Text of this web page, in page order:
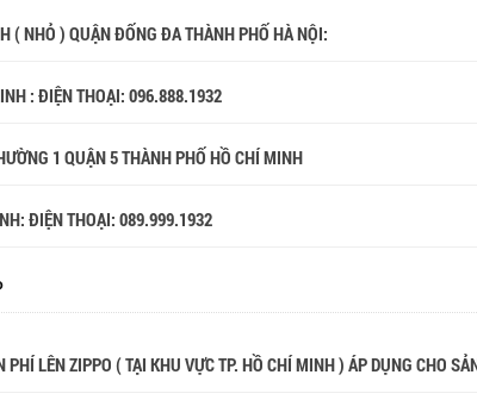
( NHỎ ) QUẬN ĐỐNG ĐA THÀNH PHỐ HÀ NỘI:
: ĐIỆN THOẠI:096.888.1932
1 QUẬN 5 THÀNH PHỐ HỒ CHÍ MINH
ĐIỆN THOẠI:089.999.1932
PHÍ LÊN ZIPPO ( TẠI KHU VỰC TP. HỒ CHÍ MINH ) ÁP DỤNG CHO